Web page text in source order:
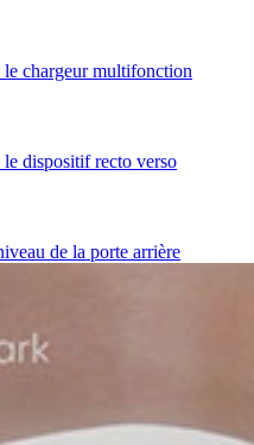
le chargeur multifonction
dispositif recto verso
de la porte arrière